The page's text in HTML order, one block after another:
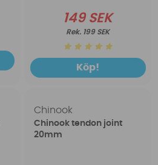
149 SEK
199 SEK
Köp!
Chinook
Chinook tendon joint
20mm